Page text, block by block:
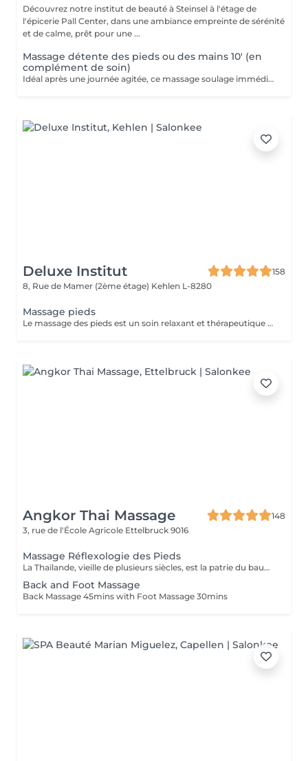
Découvrez notre institut de beauté à Steinsel à l'étage de
l'épicerie Pall Center, dans une ambiance empreinte de sérénité
et de calme, prêt pour une ...
Massage détente des pieds ou des mains 10' (en
complément de soin)
Idéal après une journée agitée, ce massage soulage immédiatement vos pieds. Pourquoi ne pas profiter d'un massage des pieds pendant votre pose masque? Uniquement en complément d'un soin du visage.
Deluxe Institut
158
8, Rue de Mamer (2ème étage) Kehlen L-8280
Massage pieds
Le massage des pieds est un soin relaxant et thérapeutique qui apporte de nombreux bienfaits tant pour le corps que pour l'esprit. En stimulant des points spécifiques sur les pieds, il aide à réduire les tensions et améliore la circulation sanguine.
Angkor Thai Massage
148
3, rue de l'École Agricole Ettelbruck 9016
Massage Réflexologie des Pieds
La Thaïlande, vieille de plusieurs siècles, est la patrie du baume de massage des pieds. Ce massage luxueux aide à soulager le stress, les tensions et ravive les pieds fatigués. La réflexologie douce est appliquée pour traiter les maux physiques en utilisant des points de pression dans les pieds. Une technique ancienne basée sur la croyance que le corps contient de l'énergie en flux constant provenant des points réflexes des pieds.
Back and Foot Massage
Back Massage 45mins with Foot Massage 30mins